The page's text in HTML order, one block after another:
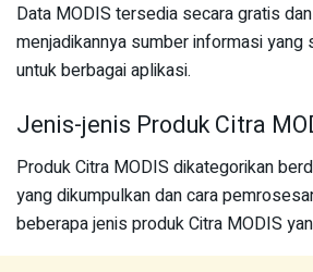
Data MODIS tersedia secara gratis
menjadikannya sumber informasi yang
untuk berbagai aplikasi.
Jenis-jenis Produk Citra
Produk Citra MODIS dikategorikan
yang dikumpulkan dan cara
beberapa jenis produk Citra MODIS